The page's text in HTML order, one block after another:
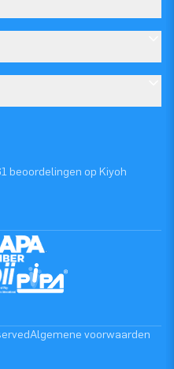
beoordelingen op Kiyoh
Algemene voorwaarden